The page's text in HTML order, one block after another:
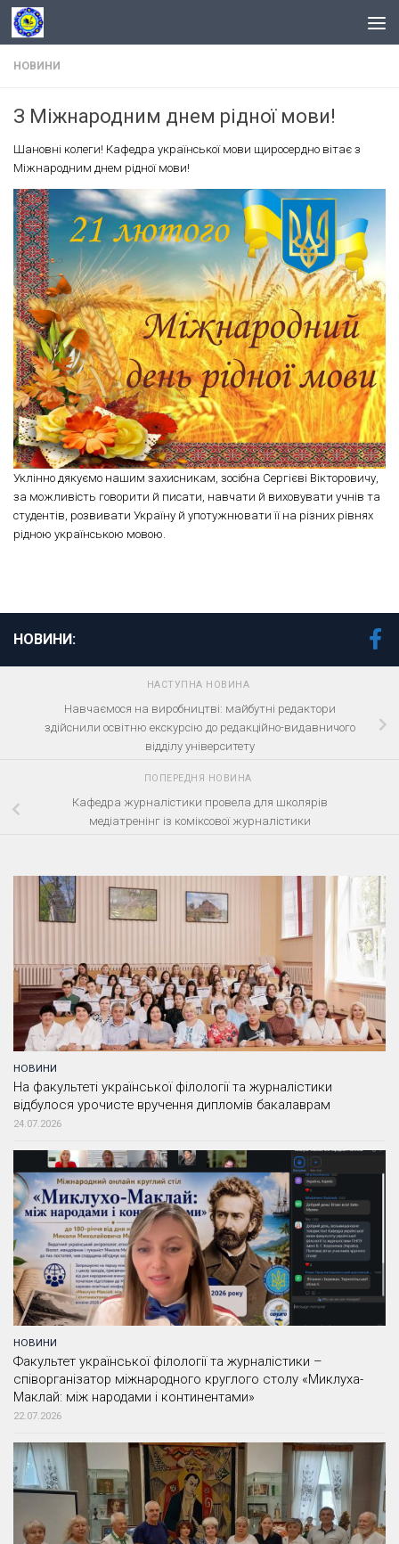
Skip to content
НОВИНИ
З Міжнародним днем рідної мови!
Шановні колеги! Кафедра української мови щиросердно вітає з
Міжнародним днем рідної мови!
Уклінно дякуємо нашим захисникам, зосібна Сергієві Вікторовичу,
за можливість говорити й писати, навчати й виховувати учнів та
студентів, розвивати Україну й употужнювати її на різних рівнях
рідною українською мовою.
НОВИНИ:
НАСТУПНА НОВИНА
Навчаємося на виробництві: майбутні редактори
здійснили освітню екскурсію до редакційно-видавничого
відділу університету
ПОПЕРЕДНЯ НОВИНА
Кафедра журналістики провела для школярів
медіатренінг із коміксової журналістики
НОВИНИ
На факультеті української філології та журналістики
відбулося урочисте вручення дипломів бакалаврам
24.07.2026
НОВИНИ
Факультет української філології та журналістики –
співорганізатор міжнародного круглого столу «Миклуха-
Маклай: між народами і континентами»
22.07.2026